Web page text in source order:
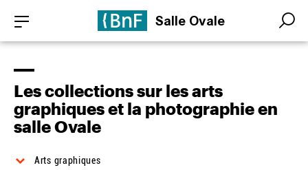
main
Salle Ovale Search
Search
Les collections sur les arts
graphiques et la photographie en
salle Ovale
Arts graphiques
Cookies management panel